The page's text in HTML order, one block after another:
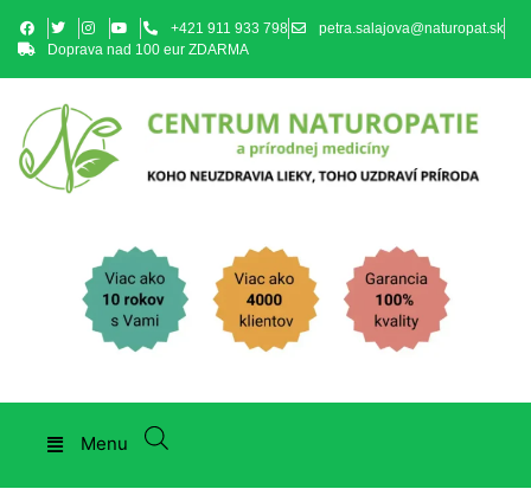
+421 911 933 798
petra.salajova@naturopat.sk
Doprava nad 100 eur ZDARMA
Menu